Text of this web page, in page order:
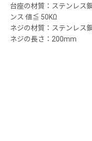
台座の材質：ステンレス
ンス 値≦ 50KΩ
ネジの材質：ステンレス
ネジの長さ：200mm